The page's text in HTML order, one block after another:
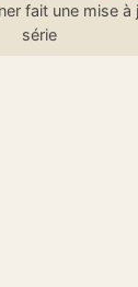
fait une mise à
série